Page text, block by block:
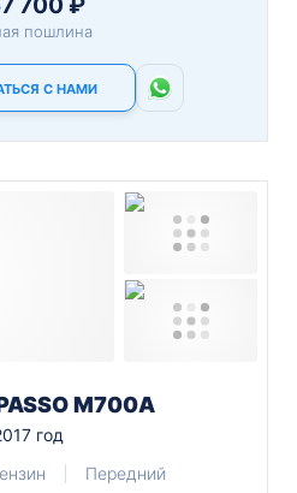
пошлина
С НАМИ
M700A
год
Передний